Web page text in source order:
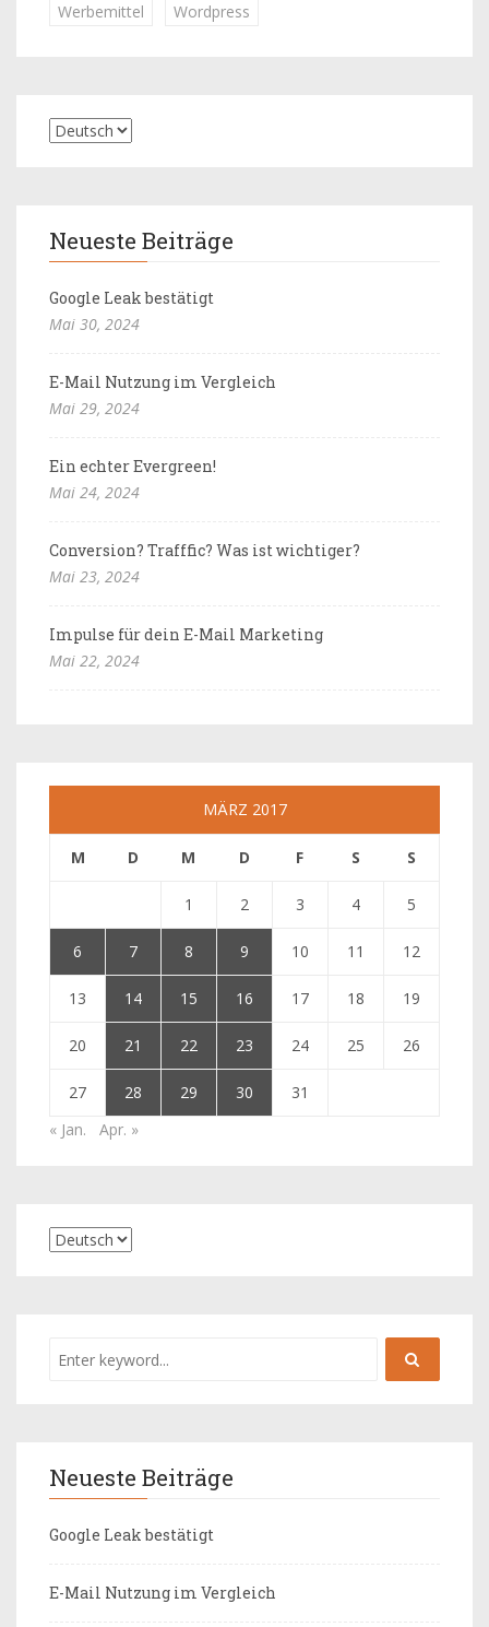
Werbemittel
Wordpress
Neueste Beiträge
Google Leak bestätigt
Mai 30, 2024
E-Mail Nutzung im Vergleich
Mai 29, 2024
Ein echter Evergreen!
Mai 24, 2024
Conversion? Trafffic? Was ist wichtiger?
Mai 23, 2024
Impulse für dein E-Mail Marketing
Mai 22, 2024
MÄRZ 2017
M D M D F S S
1 2 3 4 5
6 7 8 9 10 11 12
13 14 15 16 17 18 19
20 21 22 23 24 25 26
27 28 29 30
31
« Jan.
Apr. »
Neueste Beiträge
Google Leak bestätigt
E-Mail Nutzung im Vergleich